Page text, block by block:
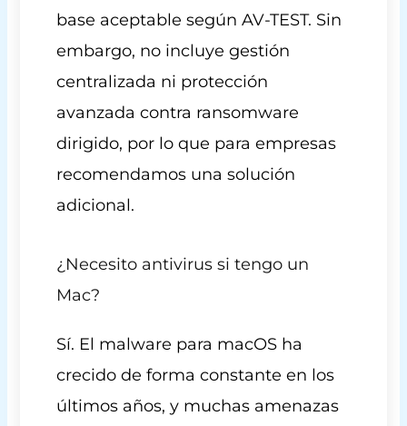
base aceptable según AV-TEST. Sin
embargo, no incluye gestión
centralizada ni protección
avanzada contra ransomware
dirigido, por lo que para empresas
recomendamos una solución
adicional.
¿Necesito antivirus si tengo un
Mac?
Sí. El malware para macOS ha
crecido de forma constante en los
últimos años, y muchas amenazas